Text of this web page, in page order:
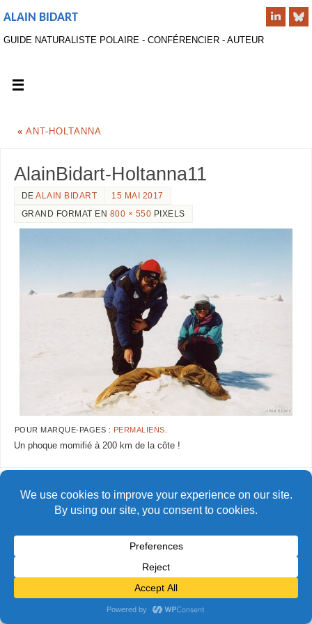
ALAIN BIDART
GUIDE NATURALISTE POLAIRE - CONFÉRENCIER - AUTEUR
« ANT-HOLTANNA
AlainBidart-Holtanna11
DEALAIN BIDART
15 MAI 2017
GRAND FORMAT EN 800 × 550 PIXELS
POUR MARQUE-PAGES : PERMALIENS
Un phoque momifié à 200 km de la côte !
AlainBidart-Holtanna10 AlainBidart-Holtanna12
© Alain Bidart (2026) - Tous droits réservés
FIÈREMENT PROPULSÉ PARPARABOLA&WORDPRESS.